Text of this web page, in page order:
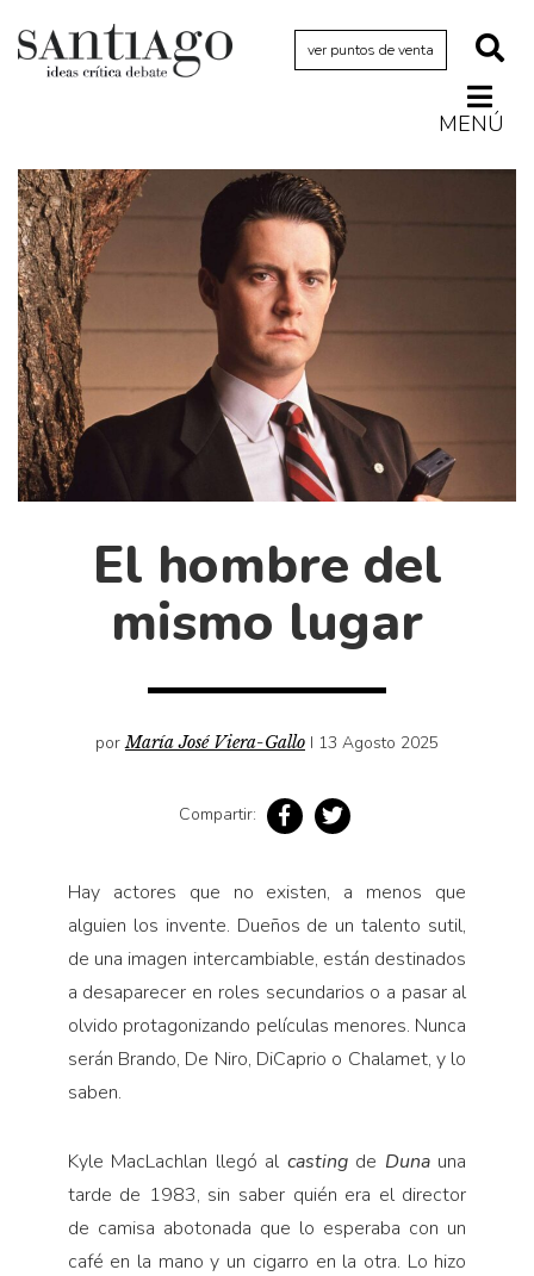
ver puntos de venta
MENÚ
Actualidad
Archivo Cenfoto-UDP
Arquetipos de situación
Artes visuales
Ciencia
Cine y televisión
Ciudad
Cómics
Críticas
Diccionario portátil de la literatura chilena
Documentos
Libros usados
Literatura
Medioambiente
Narrativas visuales
Pensamiento ilustrado
Personajes secundarios
Política
El hombre del
mismo lugar
porMaría José Viera-Gallo I 13 Agosto 2025
Compartir:
Hay actores que no existen, a menos que
alguien los invente. Dueños de un talento sutil,
de una imagen intercambiable, están destinados
a desaparecer en roles secundarios o a pasar al
olvido protagonizando películas menores. Nunca
serán Brando, De Niro, DiCaprio o Chalamet, y lo
saben.
Kyle MacLachlan llegó al casting de Duna una
tarde de 1983, sin saber quién era el director
de camisa abotonada que lo esperaba con un
café en la mano y un cigarro en la otra. Lo hizo